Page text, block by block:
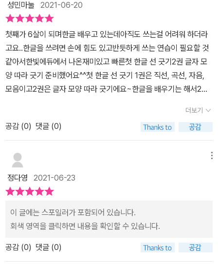
한빛에듀 [재미있고 빠른 첫 한글 준비 선긋기]와함께해보세요.한빛
에듀의 한글교재와 쭉 함께하려고요^^ #한빛에듀 #선긋기 #선긋기
연습 #첫한글준비#한글쓰기 #한글따라쓰기 #처음한글 #첫한글#유
아한글 #한글공부 #한글학습지 #5세한글 #6세한글한빛에듀로부터
도서를 제공받아 솔직하게 작성한 서평입니다.
이를 키워 보니 바르게 글쓰기가 정말 중요하다는 생각들을 가지게
되는데요 첫째 아이는 수 감각이 뛰어나지만 글자 쓰기를 많이 시
키지 않았더니 글을 쓸 때마다 어려워하고요 ​ ​ ​ ​ 둘째 아이는
어릴 때부터 그림을 많이 그리더니 손가락에 힘이 좋고 글씨도 반
듯반듯하게 쓰네요 셋째 아이는 바르게 연필 잡기와 손가락에 힘을
키워줘서 글자를 쓸 때 어려워하지 않게 도와줘야겠다는 다짐을
하게 되네요 ㅎㅎㅎ 한빛 에듀의 한글 공부 책 첫 한글 준비 선
2단계 책은 모음 따라 선 긋기 3단 책은 자음 따라 선 긋기 4단계
꿀 따로 놀러를 오는데요 그래서인지 6살 아이는 첫 장부터 엄
청난 관심을 보이면서 선을 따라서 긋고 놀면 되냐고 물어보네요
ㅋㅋㅋ ​ ​ ​ ​ ​ 역시 아이 눈에도 재미나게 공부할 수 있는 한글
는 한글 교재를 찾는다면 한빛 에듀의 재미있고 빠른 첫 한글 선
긋기를 추천해 주고 싶네요 ㅎㅎㅎ 선 긋기를 통하여 재미나게
공부하고 한글 공부도 할 수 있는 재미난 한글 문제집 ​ ​ ​ ​ ​ ​ ​
성민마눌 2021-06-20
첫째가 6살이 되며한글 배우고 있는데아직도 쓰는걸 어려워 하더라
고요..​한글을 쓰려면 손에 힘도 있고반듯하게 쓰는 연습이 필요할 것
같아서한빛에듀에서 나온재미있고 빠른첫 한글 선 긋기2권 글자 모
양 따라 긋기 준비했어요^^​첫 한글 선 긋기 1권은 직선, 곡선, 자음,
모음이고2권은 글자 모양 따라 긋기에요~​한글을 배우기는 해서2권
차로 구성되어 있어서하루 6쪽 꾸준히 할 수 있어요^^​그리고 부모님
서명이 아닌하루 분량을 하고 나면내 사인을 해서성취감을 더 느낄
수 있게 해주더라고요^^​​​첫 한글 준비 선 긋기는1-4단계로 나눠져 있
어요~​1단계 : 여러가지 선 긋기2단계 : 모음 따라 선 긋기3단계 : 자
게 따라하기도 좋아요^^​​​처음은 자유롭게 선 긋기라아이가 마음대로
선을 그으며재미있어하며 더 해보고 싶어 하더라고요^^​​​ 가로선, 세로
선, 꺾은선 등여러가지 재미있는 선을점선따라 그리니 재미있어 했어
요~​​​​ 귀엽고 예쁜 그림에그냥 자음, 모음만 쓰는게 아니라찾아가기
매일 다르게 하며직접 사인하니 재미있어 했어요^^​​​첫 한글 배우기 시
더보기
공감 (0) 댓글 (0)
정다영 2021-06-23
이 글에는 스포일러가 포함되어 있습니다.
회색 영역을 클릭하면 내용을 확인할 수 있습니다.
공감 (0) 댓글 (0)